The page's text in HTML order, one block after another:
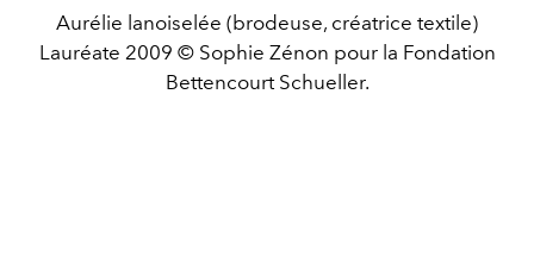
Aurélie lanoiselée (brodeuse, créatrice textile)
Lauréate 2009 © Sophie Zénon pour la Fondation
Bettencourt Schueller.